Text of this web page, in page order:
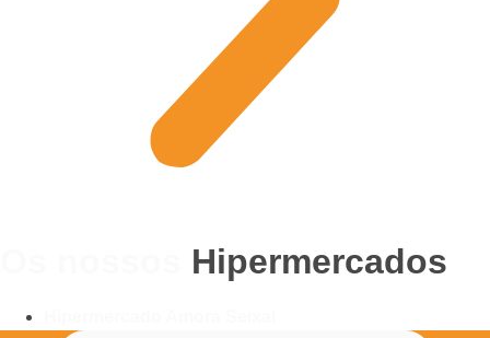
Hipermercados